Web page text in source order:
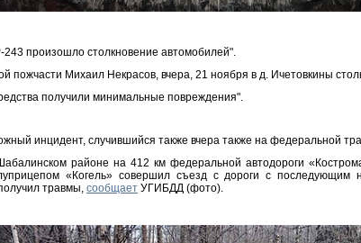
произошло столкновение автомобилей".
пожчасти Михаил Некрасов, вчера, 21 ноября в д. Ичетовкины
получили минимальные повреждения".
инцидент, случившийся также вчера также на федеральной
районе на 412 км федеральной автодороги
«Когель» совершил съезд с дороги с последующим
травмы, сообщает УГИБДД (фото).